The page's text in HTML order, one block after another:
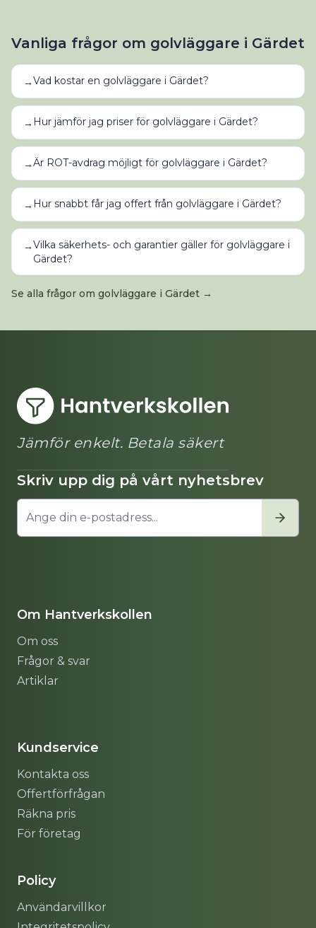
Vanliga frågor om golvläggare i Gärdet
→Vad kostar en golvläggare i Gärdet?
→ Hur jämför jag priser för golvläggare i Gärdet?
→Är ROT-avdrag möjligt för golvläggare i Gärdet?
→ Hur snabbt får jag offert från golvläggare i Gärdet?
→Vilka säkerhets- och garantier gäller för golvläggare i
Gärdet?
Se alla frågor om golvläggare i Gärdet →
Jämför enkelt. Betala säkert
Skriv upp dig på vårt nyhetsbrev
Om Hantverkskollen
Om oss
Frågor & svar
Artiklar
Kundservice
Kontakta oss
Offertförfrågan
Räkna pris
För företag
Policy
Användarvillkor